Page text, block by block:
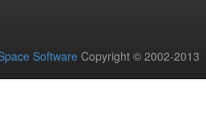
Software Copyright © 2002-2013